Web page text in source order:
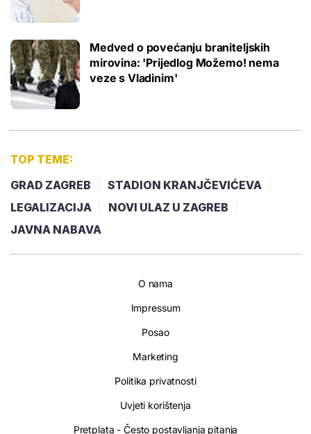
Medved o povećanju braniteljskih
mirovina: 'Prijedlog Možemo! nema
veze s Vladinim'
TOP TEME:
GRAD ZAGREB
STADION KRANJČEVIĆEVA
LEGALIZACIJA
NOVI ULAZ U ZAGREB
JAVNA NABAVA
O nama
Impressum
Posao
Marketing
Politika privatnosti
Uvjeti korištenja
Pretplata - Često postavljanja pitanja